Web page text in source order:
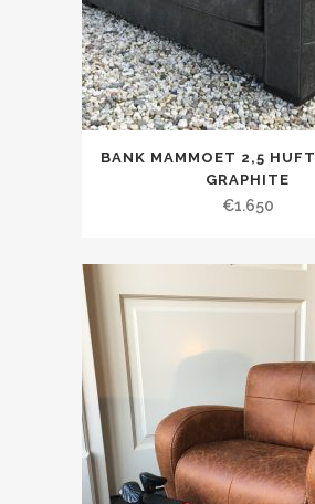
BANK MAMMOET 2,5
GRAPHITE
€1.650